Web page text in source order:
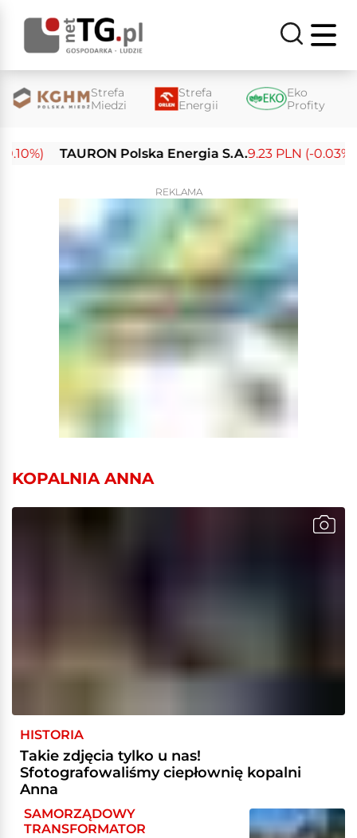
Strefa
Miedzi
Strefa
Energii
Eko
Profity
TAURON Polska Energia S.A.9.23 PLN (-0.03%)
REKLAMA
KOPALNIA ANNA
HISTORIA
Takie zdjęcia tylko u nas!
Sfotografowaliśmy ciepłownię kopalni
Anna
SAMORZĄDOWY
TRANSFORMATOR